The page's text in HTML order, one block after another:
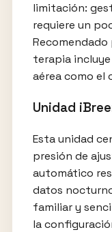
limitación:
requiere un
Recomendado
terapia
aérea como el
Unidad
Esta unidad
presión de
automático
datos
familiar y
la